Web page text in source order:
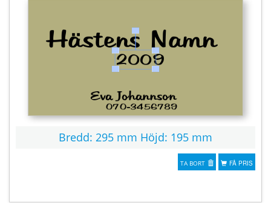
TA BORT FÅ PRIS
Bredd: 295 mm Höjd: 195 mm